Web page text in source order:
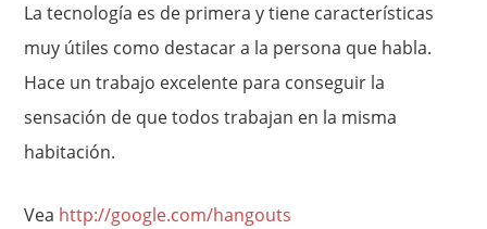
La tecnología es de primera y tiene características
muy útiles como destacar a la persona que habla.
Hace un trabajo excelente para conseguir la
sensación de que todos trabajan en la misma
habitación.
Vea http://google.com/hangouts